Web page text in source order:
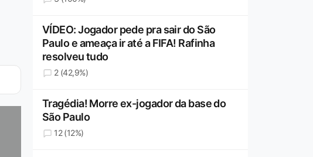
VÍDEO: Jogador pede pra sair do São
Paulo e ameaça ir até a FIFA! Rafinha
resolveu tudo
2 (42,9%)
Tragédia! Morre ex-jogador da base do
São Paulo
12 (12%)